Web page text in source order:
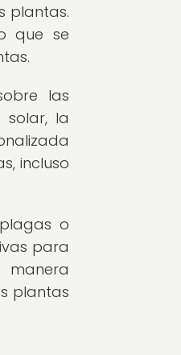
plantas.
que se
las
solar, la
incluso
o
para
manera
plantas